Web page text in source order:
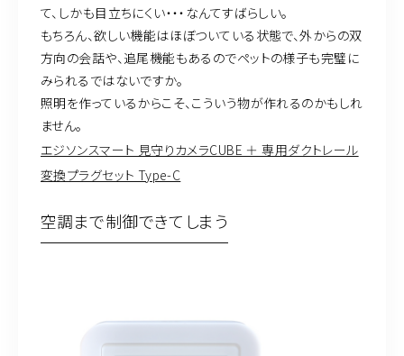
て、しかも目立ちにくい・・・なんてすばらしい。
もちろん、欲しい機能はほぼついている状態で、外からの双
方向の会話や、追尾機能もあるのでペットの様子も完璧に
みられるではないですか。
照明を作っているからこそ、こういう物が作れるのかもしれ
ません。
エジソンスマート 見守りカメラCUBE ＋ 専用ダクトレール
変換プラグセット Type-C
空調まで制御できてしまう